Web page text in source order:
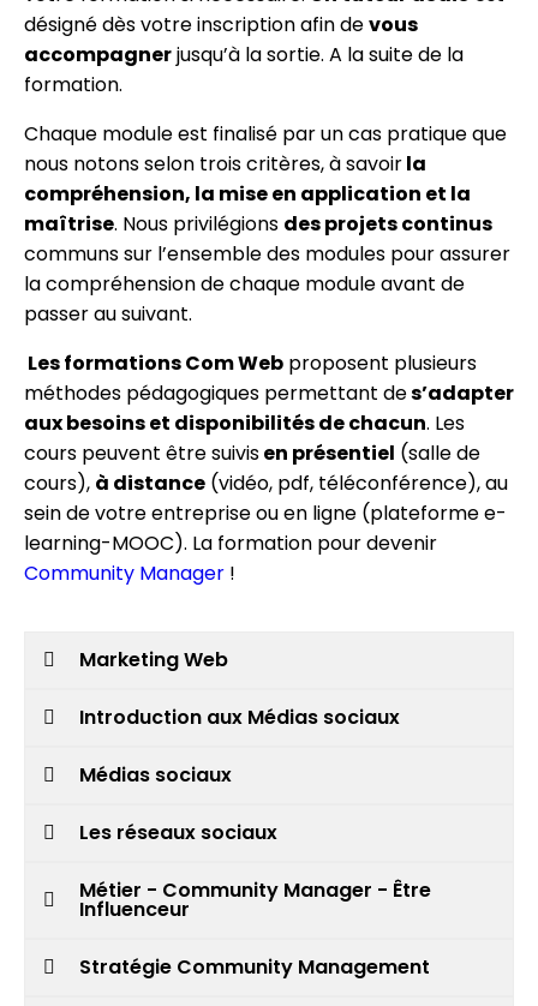
désigné dès votre inscription afin devous
accompagnerjusqu’à la sortie. A la suite de la
formation.
Chaque module est finalisé par un cas pratique que
nous notons selon trois critères, à savoirla
compréhension, la mise en application et la
maîtrise. Nous privilégions des projets continus
communs sur l’ensemble des modules pour assurer
la compréhension de chaque module avant de
passer au suivant.
Les formations Com Web proposent plusieurs
méthodes pédagogiques permettant des’adapter
aux besoins et disponibilités de chacun. Les
cours peuvent être suivisen présentiel (salle de
cours), à distance (vidéo, pdf, téléconférence), au
sein de votre entreprise ou en ligne (plateforme e-
learning-MOOC). La formation pour devenir
Community Manager !
Marketing Web
Introduction aux Médias sociaux
Médias sociaux
Les réseaux sociaux
Métier - Community Manager - Être
Influenceur
Stratégie Community Management